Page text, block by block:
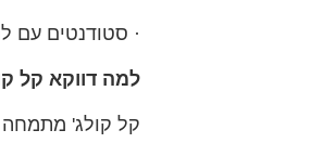
· סטודנטים עם
למה דווקא קל
קל קולג' מתמחה